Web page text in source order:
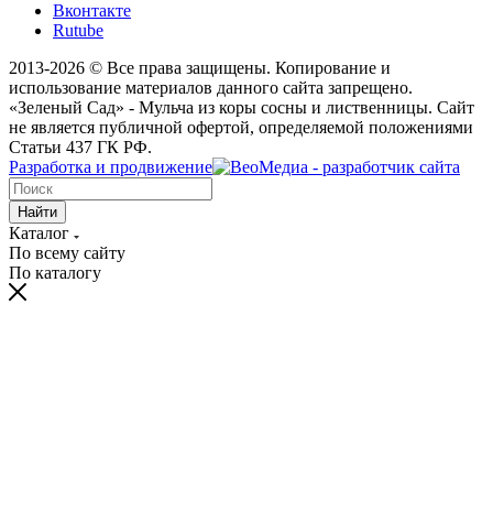
Вконтакте
Rutube
2013-2026 © Все права защищены. Копирование и
использование материалов данного сайта запрещено.
«Зеленый Сад» - Мульча из коры сосны и лиственницы. Сайт
не является публичной офертой, определяемой положениями
Статьи 437 ГК РФ.
Разработка и продвижение
Найти
Каталог
По всему сайту
По каталогу